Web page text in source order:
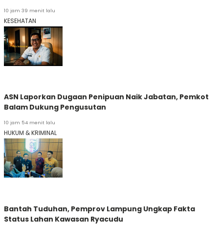
10 jam 39 menit lalu
KESEHATAN
ASN Laporkan Dugaan Penipuan Naik Jabatan, Pemkot
Balam Dukung Pengusutan
10 jam 54 menit lalu
HUKUM & KRIMINAL
Bantah Tuduhan, Pemprov Lampung Ungkap Fakta
Status Lahan Kawasan Ryacudu